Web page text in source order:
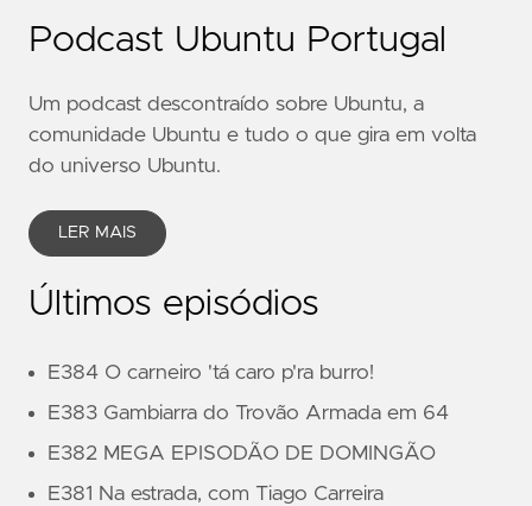
Podcast Ubuntu Portugal
Um podcast descontraído sobre Ubuntu, a
comunidade Ubuntu e tudo o que gira em volta
do universo Ubuntu.
LER MAIS
Últimos episódios
E384 O carneiro 'tá caro p'ra burro!
E383 Gambiarra do Trovão Armada em 64
E382 MEGA EPISODÃO DE DOMINGÃO
E381 Na estrada, com Tiago Carreira